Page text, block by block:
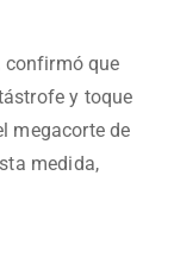
confirmó que
y toque
megacorte de
medida,